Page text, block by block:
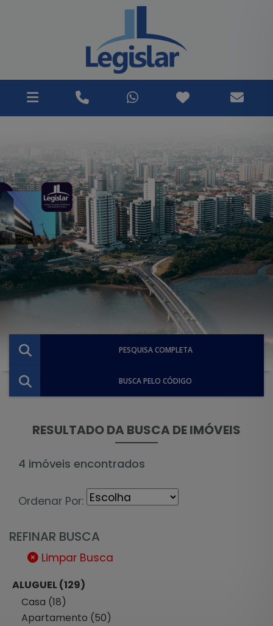
PESQUISA COMPLETA
BUSCA PELO CÓDIGO
RESULTADO DA BUSCA DE IMÓVEIS
4 imóveis encontrados
Ordenar Por:
REFINAR BUSCA
Limpar Busca
ALUGUEL (129)
Casa (18)
Apartamento (50)